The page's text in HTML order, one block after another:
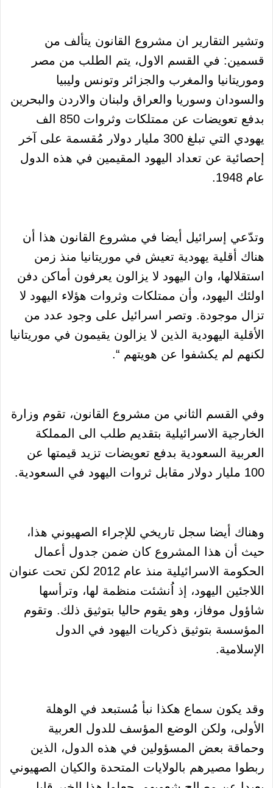
وتشير التقارير ان مشروع القانون يتألف من
قسمين: في القسم الاول، يتم الطلب من مصر
وموريتانيا والمغرب والجزائر وتونس وليبيا
والسودان وسوريا والعراق ولبنان والاردن والبحرين
بدفع تعويضات عن ممتلكات وثروات 850 الف
يهودي التي تبلغ 300 مليار دولار مُقسمة على آخر
إحصائية عن تعداد اليهود المقيمين في هذه الدول
عام 1948.
وتدّعي إسرائيل أيضا في مشروع القانون هذا أن
هناك أقلية يهودية تعيش في موريتانيا منذ زمن
استقلالها، وان اليهود لا يزالون يعرفون أماكن دفن
اولئك اليهود، وأن ممتلكات وثروات هؤلاء اليهود لا
تزال موجودة. وتصر اسرائيل على وجود عدد من
الأقلية اليهودية الذين لا يزالون يقيمون في موريتانيا
لكنهم لم يكشفوا عن هويتهم “.
وفي القسم الثاني من مشروع القانون، تقوم وزارة
الخارجية الاسرائيلية بتقديم طلب الى المملكة
العربية السعودية بدفع تعويضات تزيد قيمتها عن
100 مليار دولار مقابل ثروات اليهود في السعودية.
وهناك أيضا سجل تاريخي للإجراء الصهيوني هذا،
حيث أن هذا المشروع كان ضمن جدول أعمال
الحكومة الاسرائيلية منذ عام 2012 لكن تحت عنوان
اللاجئين اليهود، إذ اُنشئت منظمة لها، وترأسها
شاؤول موفاز، وهو يقوم حاليا بتوثيق ذلك. وتقوم
المؤسسة بتوثيق ذكريات اليهود في الدول
الإسلامية.
وقد يكون سماع هكذا نبأ مُستبعد في الوهلة
الأولى، ولكن الوضع المؤسف للدول العربية
وحماقة بعض المسؤولين في هذه الدول، الذين
ربطوا مصيرهم بالولايات المتحدة والكيان الصهيوني